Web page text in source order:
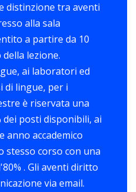
distinzione tra aventi
alla sala
a partire da 10
lezione.
ai laboratori ed
di lingue, per i
è riservata una
dei posti disponibili, ai
anno accademico
corso con una
. Gli aventi diritto
via email.